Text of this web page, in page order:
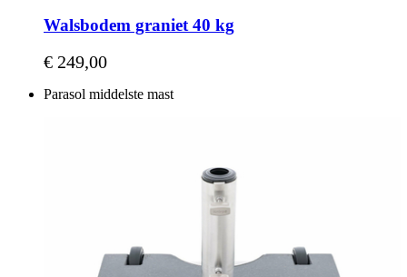
Walsbodem graniet 40 kg
€ 249,00
Parasol middelste mast